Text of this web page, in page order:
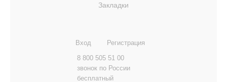
Закладки
Вход
Регистрация
8 800 505 51 00
звонок по России
бесплатный